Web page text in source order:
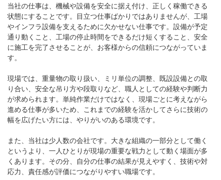
当社の仕事は、機械や設備を安全に据え付け、正しく稼働できる
状態にすることです。目立つ仕事ばかりではありませんが、工場
やインフラ設備を支えるために欠かせない仕事です。設備が予定
通り動くこと、工場の停止時間をできるだけ短くすること、安全
に施工を完了させることが、お客様からの信頼につながっていま
す。
現場では、重量物の取り扱い、ミリ単位の調整、既設設備との取
り合い、安全な吊り方や段取りなど、職人としての経験や判断力
が求められます。単純作業だけではなく、現場ごとに考えながら
進める仕事が多いため、これまでの経験を活かしてさらに技術の
幅を広げたい方には、やりがいのある環境です。
また、当社は少人数の会社です。大きな組織の一部分として働く
というより、一人ひとりが現場の重要な戦力として動く場面が多
くあります。その分、自分の仕事の結果が見えやすく、技術や対
応力、責任感が評価につながりやすい職場です。